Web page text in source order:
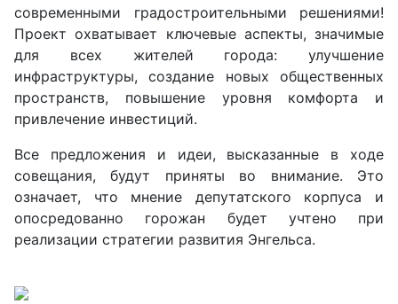
современными градостроительными решениями!
Проект охватывает ключевые аспекты, значимые
для всех жителей города: улучшение
инфраструктуры, создание новых общественных
пространств, повышение уровня комфорта и
привлечение инвестиций.
Все предложения и идеи, высказанные в ходе
совещания, будут приняты во внимание. Это
означает, что мнение депутатского корпуса и
опосредованно горожан будет учтено при
реализации стратегии развития Энгельса.